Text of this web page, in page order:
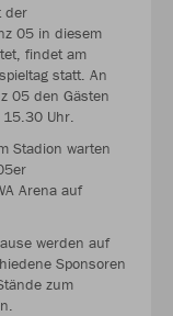
der
05 in diesem
findet am
statt. An
05 den Gästen
Uhr.
Stadion warten
Arena auf
werden auf
Sponsoren
zum